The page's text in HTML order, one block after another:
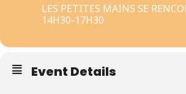
LES PETITES MAINS SE
14H30-17H30
Event Details